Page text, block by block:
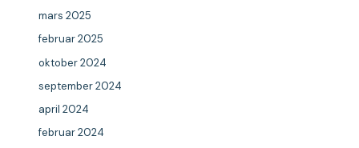
mars 2025
februar 2025
oktober 2024
september 2024
april 2024
februar 2024